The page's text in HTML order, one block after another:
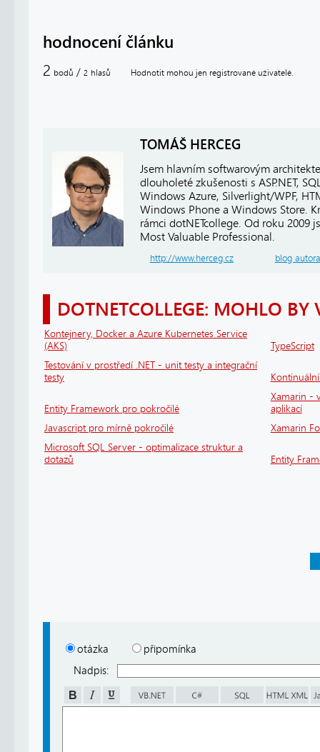
hodnocení článku
2 bodů / 2 hlasů Hodnotit mohou jen registrované uživatelé.
TOMÁŠ HERCEG
Jsem hlavním softwarovým
dlouholeté zkušenosti s ASP.NET,
Windows Azure, Silverlight/WPF,
Windows Phone a Windows Store.
rámci dotNETcollege. Od roku 2009
Most Valuable Professional.
http://www.herceg.cz blog autora
DOTNETCOLLEGE: MOHLO BY
Kontejnery, Docker a Azure Kubernetes Service
(AKS)
TypeScript
Testování v prostředí .NET - unit testy a integrační
testy
Entity Framework pro pokročilé
Xamarin -
aplikací
Javascript pro mírně pokročilé
Xamarin
Microsoft SQL Server - optimalizace struktur a
dotazů
Entity
otázka
připomínka
Nadpis: